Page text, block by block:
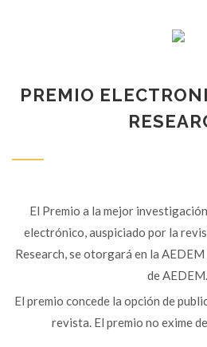
PREMIO
El Premio a la mejor
electrónico, auspiciado por la
Research, se otorgará en la
de AEDEM.
El premio concede la opción de
revista. El premio no exime